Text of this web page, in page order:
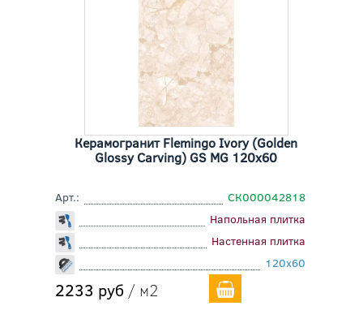
Керамогранит Flemingo Ivory (Golden
Glossy Carving) GS MG 120x60
Арт.:
СК000042818
Напольная плитка
Настенная плитка
120x60
2233 руб / м2